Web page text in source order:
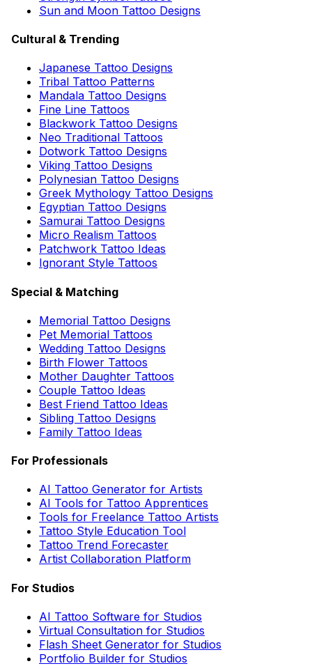
Sun and Moon Tattoo Designs
Cultural & Trending
Japanese Tattoo Designs
Tribal Tattoo Patterns
Mandala Tattoo Designs
Fine Line Tattoos
Blackwork Tattoo Designs
Neo Traditional Tattoos
Dotwork Tattoo Designs
Viking Tattoo Designs
Polynesian Tattoo Designs
Greek Mythology Tattoo Designs
Egyptian Tattoo Designs
Samurai Tattoo Designs
Micro Realism Tattoos
Patchwork Tattoo Ideas
Ignorant Style Tattoos
Special & Matching
Memorial Tattoo Designs
Pet Memorial Tattoos
Wedding Tattoo Designs
Birth Flower Tattoos
Mother Daughter Tattoos
Couple Tattoo Ideas
Best Friend Tattoo Ideas
Sibling Tattoo Designs
Family Tattoo Ideas
For Professionals
AI Tattoo Generator for Artists
AI Tools for Tattoo Apprentices
Tools for Freelance Tattoo Artists
Tattoo Style Education Tool
Tattoo Trend Forecaster
Artist Collaboration Platform
For Studios
AI Tattoo Software for Studios
Virtual Consultation for Studios
Flash Sheet Generator for Studios
Portfolio Builder for Studios